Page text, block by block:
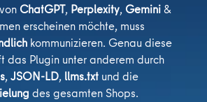
ChatGPT, Perplexity, Gemini&
erscheinen möchte, muss
kommunizieren. Genau diese
das Plugin unter anderem durch
,JSON-LD, llms.txt und die
des gesamten Shops.